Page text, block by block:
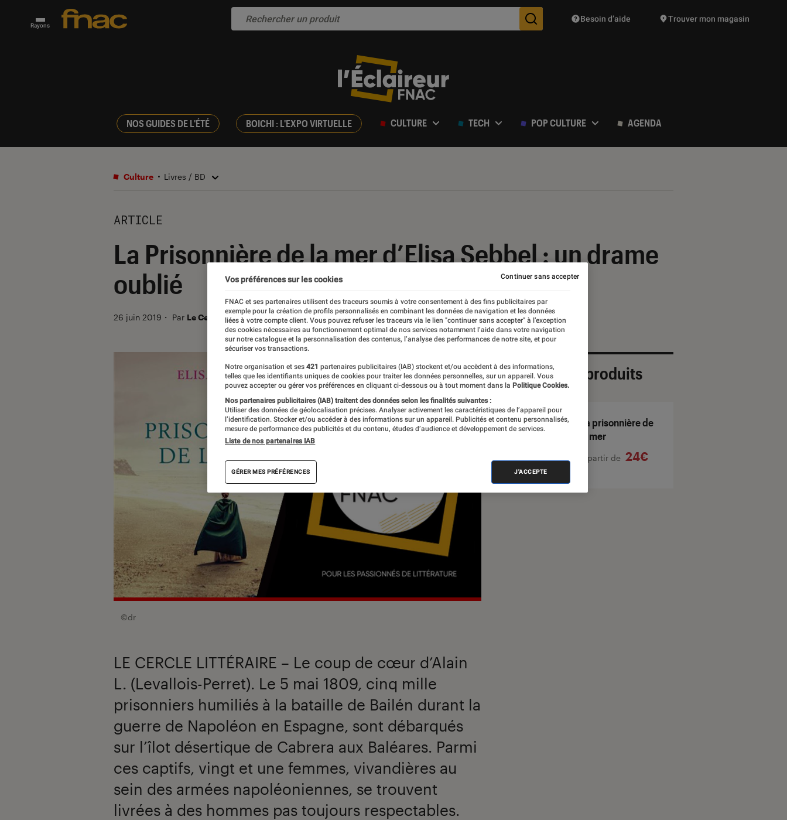
Rayons Des suggestions de produits vont vous être proposées
Besoin d’aide Trouver mon magasin
NOS GUIDES DE L'ÉTÉ BOICHI : L'EXPO VIRTUELLE CULTURE TECH POP CULTURE AGENDA
Culture Livres / BD
ARTICLE
La Prisonnière de la mer d’Elisa Sebbel : un drame
oublié
26 juin 2019 ・ Par Le Cercle Littéraire
©dr
LE CERCLE LITTÉRAIRE – Le coup de cœur d’Alain
L. (Levallois-Perret). Le 5 mai 1809, cinq mille
prisonniers humiliés à la bataille de Bailén durant la
guerre de Napoléon en Espagne, sont débarqués
sur l’îlot désertique de Cabrera aux Baléares. Parmi
ces captifs, vingt et une femmes, vivandières au
sein des armées napoléoniennes, se trouvent
livrées à des hommes pas toujours respectables.
Sélection de produits
La prisonnière de
la mer
À partir de 24€
Vos préférences sur les cookies
FNAC et ses partenaires utilisent des traceurs soumis à votre consentement à des fins publicitaires par
exemple pour la création de profils personnalisés en combinant les données de navigation et les données
liées à votre compte client. Vous pouvez refuser les traceurs via le lien "continuer sans accepter" à l’exception
des cookies nécessaires au fonctionnement optimal de nos services notamment l’aide dans votre navigation
sur notre catalogue et la personnalisation des contenus, l’analyse des performances de notre site, et pour
sécuriser vos transactions.
Notre organisation et ses 421 partenaires publicitaires (IAB) stockent et/ou accèdent à des informations,
telles que les identifiants uniques de cookies pour traiter les données personnelles, sur un appareil. Vous
pouvez accepter ou gérer vos préférences en cliquant ci-dessous ou à tout moment dans la Politique Cookies.
Nos partenaires publicitaires (IAB) traitent des données selon les finalités suivantes :
Utiliser des données de géolocalisation précises. Analyser activement les caractéristiques de l’appareil pour
l’identification. Stocker et/ou accéder à des informations sur un appareil. Publicités et contenu personnalisés,
mesure de performance des publicités et du contenu, études d’audience et développement de services.
Liste de nos partenaires IAB
GÉRER MES PRÉFÉRENCES J'ACCEPTE
Continuer sans accepter